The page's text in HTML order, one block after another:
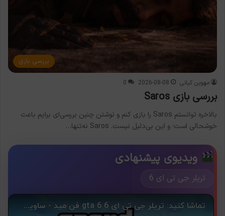
بررسی بازی
مهوین کیانی 2026-08-08
0
بررسی بازی Saros
بالاخره توانستم Saros را بازی کنم و نوشتن چنین بررسی‌ای برایم باعث
خوشحالی است؛ و این بی‌دلیل نیست. Saros نه‌تنها…
ویدیوی پیشنهادی
تریلر جی تی ای 6